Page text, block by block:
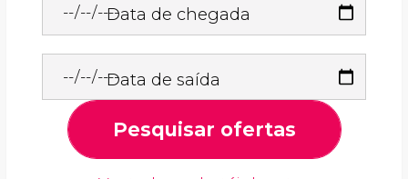
Data de chegada
Data de saída
Pesquisar ofertas